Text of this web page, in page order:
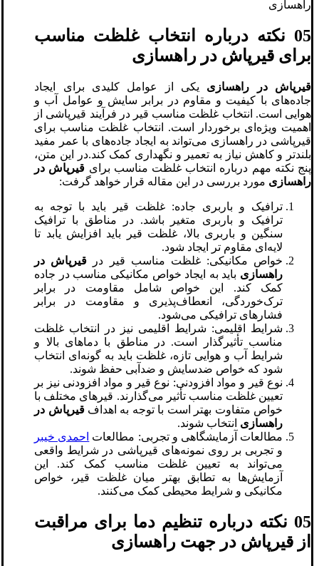
راهسازی
05 نکته درباره انتخاب غلظت مناسب
برای قیرپاش در راهسازی
قیرپاش در راهسازی یکی از عوامل کلیدی برای ایجاد
جاده‌های با کیفیت و مقاوم در برابر سایش و عوامل آب و
هوایی است. انتخاب غلظت مناسب قیر در فرآیند قیرپاشی از
اهمیت ویژه‌ای برخوردار است. انتخاب غلظت مناسب برای
قیرپاشی در راهسازی می‌تواند به ایجاد جاده‌های با عمر مفید
بلندتر و کاهش نیاز به تعمیر و نگهداری کمک کند.در این متن،
پنج نکته مهم درباره انتخاب غلظت مناسب برای قیرپاش در
راهسازی مورد بررسی در این مقاله قرار خواهد گرفت:
ترافیک و باربری جاده: غلظت قیر باید با توجه به
ترافیک و باربری متغیر باشد. در مناطق با ترافیک
سنگین و باربری بالا، غلظت قیر باید افزایش یابد تا
لایه‌ای مقاوم تر ایجاد شود.
خواص مکانیکی: غلظت مناسب قیر در قیرپاش در
راهسازی باید به ایجاد خواص مکانیکی مناسب در جاده
کمک کند. این خواص شامل مقاومت در برابر
ترک‌خوردگی، انعطاف‌پذیری و مقاومت در برابر
فشارهای ترافیکی می‌شود.
شرایط اقلیمی: شرایط اقلیمی نیز در انتخاب غلظت
مناسب تأثیرگذار است. در مناطق با دماهای بالا و
شرایط آب و هوایی تازه، غلظت باید به گونه‌ای انتخاب
شود که خواص ضدسایش و ضدآبی حفظ شوند.
نوع قیر و مواد افزودنی: نوع قیر و مواد افزودنی نیز بر
تعیین غلظت مناسب تأثیر می‌گذارند. قیرهای مختلف با
خواص متفاوت بهتر است با توجه به اهدافقیرپاش در
راهسازی انتخاب شوند.
مطالعات آزمایشگاهی و تجربی: مطالعات احمدی خیبر
و تجربی بر روی نمونه‌های قیرپاشی در شرایط واقعی
می‌تواند به تعیین غلظت مناسب کمک کند. این
آزمایش‌ها به تطابق بهتر میان غلظت قیر، خواص
مکانیکی و شرایط محیطی کمک می‌کنند.
05 نکته درباره تنظیم دما برای مراقبت
از قیرپاش در جهت راهسازی